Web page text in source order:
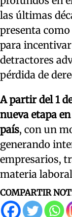
las últimas
presenta
para
detractores
pérdida de
A partir del 1
nueva etapa
país, con un
generando
empresarios,
materia
COMPARTIR